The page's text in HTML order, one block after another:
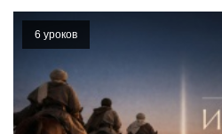
6 уроков